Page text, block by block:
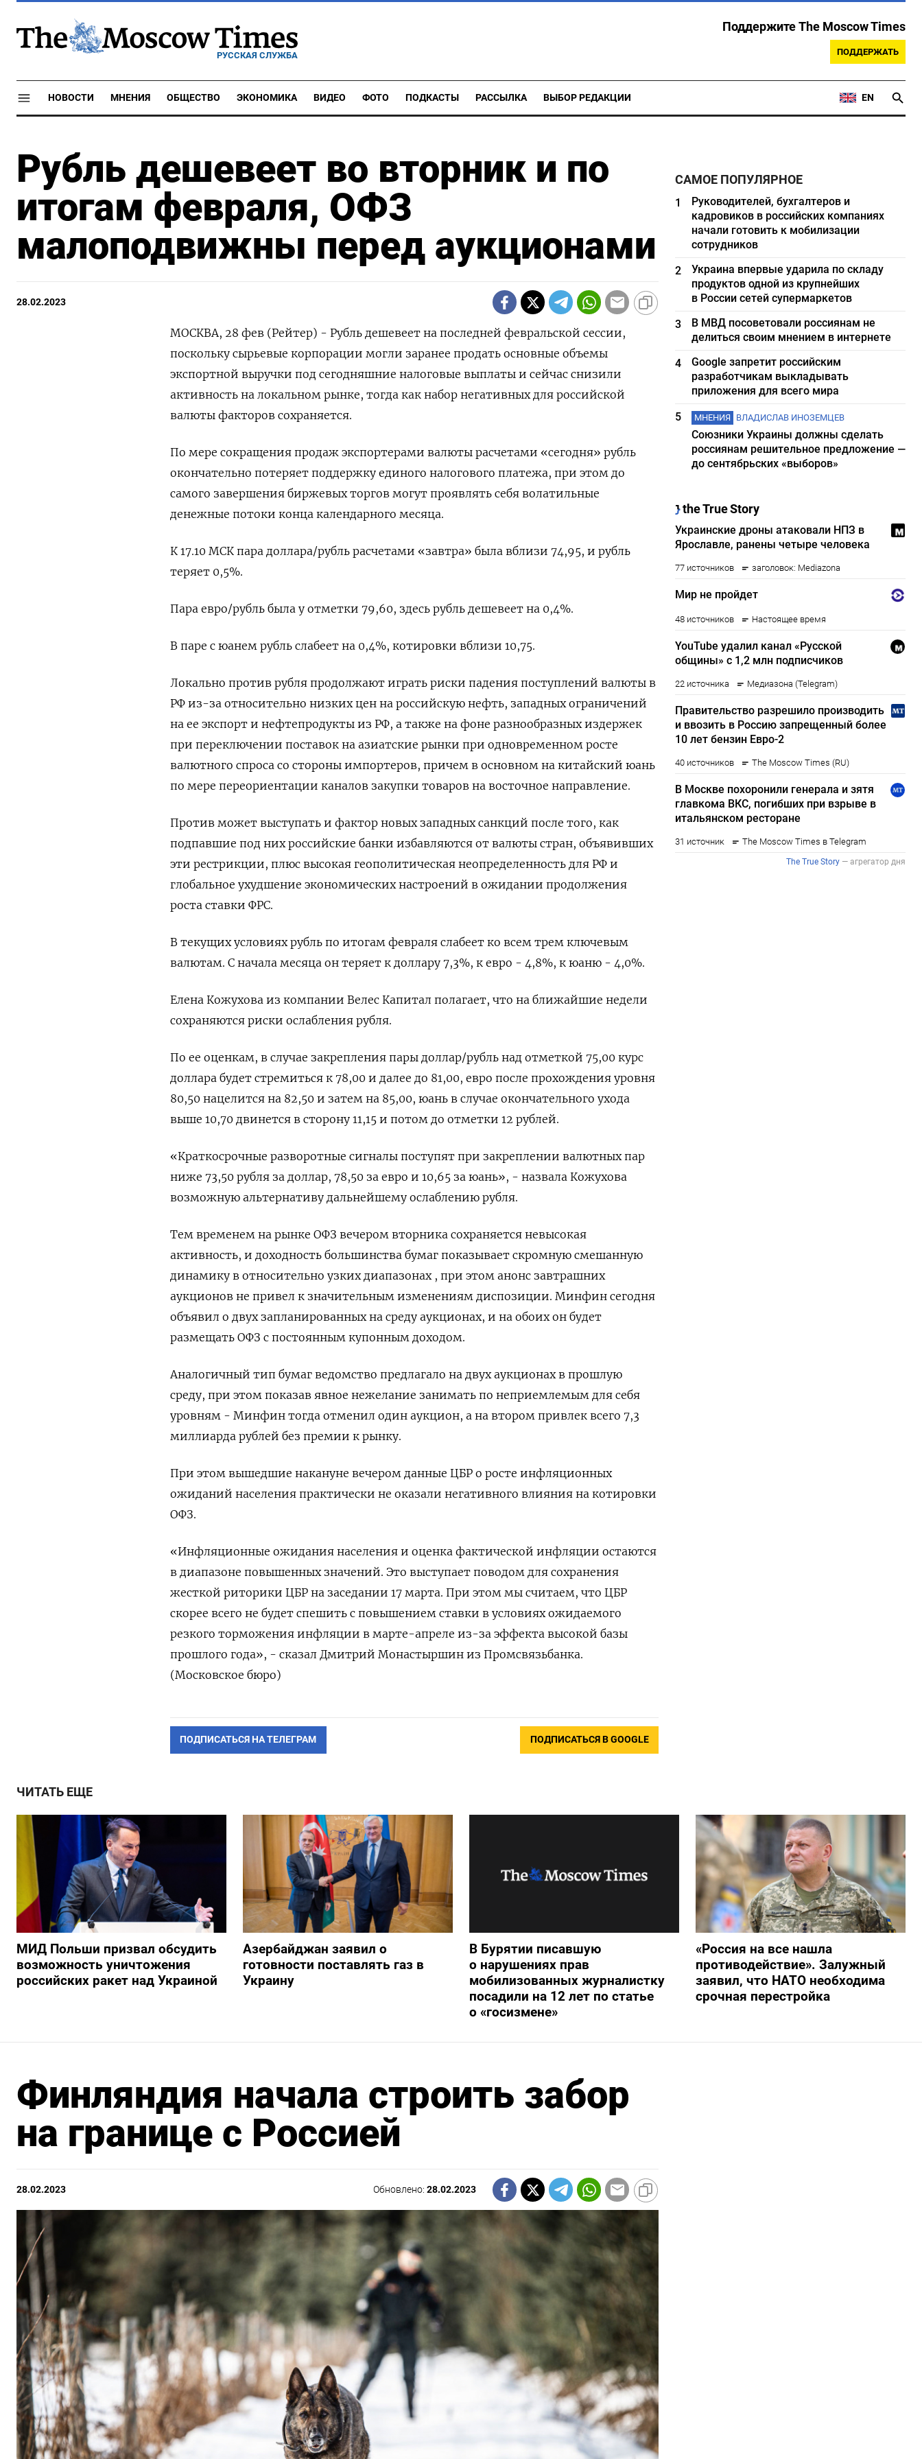
РУССКАЯ СЛУЖБА
Поддержите The Moscow Times
ПОДДЕРЖАТЬ
НОВОСТИ МНЕНИЯ ОБЩЕСТВО ЭКОНОМИКА ВИДЕО ФОТО ПОДКАСТЫ РАССЫЛКА ВЫБОР РЕДАКЦИИ EN
Рубль дешевеет во вторник и по
итогам февраля, ОФЗ
малоподвижны перед аукционами
28.02.2023
МОСКВА, 28 фев (Рейтер) - Рубль дешевеет на последней февральской сессии,
поскольку сырьевые корпорации могли заранее продать основные объемы
экспортной выручки под сегодняшние налоговые выплаты и сейчас снизили
активность на локальном рынке, тогда как набор негативных для российской
валюты факторов сохраняется.
По мере сокращения продаж экспортерами валюты расчетами «сегодня» рубль
окончательно потеряет поддержку единого налогового платежа, при этом до
самого завершения биржевых торгов могут проявлять себя волатильные
денежные потоки конца календарного месяца.
К 17.10 МСК пара доллара/рубль расчетами «завтра» была вблизи 74,95, и рубль
теряет 0,5%.
Пара евро/рубль была у отметки 79,60, здесь рубль дешевеет на 0,4%.
В паре с юанем рубль слабеет на 0,4%, котировки вблизи 10,75.
Локально против рубля продолжают играть риски падения поступлений валюты в
РФ из-за относительно низких цен на российскую нефть, западных ограничений
на ее экспорт и нефтепродукты из РФ, а также на фоне разнообразных издержек
при переключении поставок на азиатские рынки при одновременном росте
валютного спроса со стороны импортеров, причем в основном на китайский юань
по мере переориентации каналов закупки товаров на восточное направление.
Против может выступать и фактор новых западных санкций после того, как
подпавшие под них российские банки избавляются от валюты стран, объявивших
эти рестрикции, плюс высокая геополитическая неопределенность для РФ и
глобальное ухудшение экономических настроений в ожидании продолжения
роста ставки ФРС.
В текущих условиях рубль по итогам февраля слабеет ко всем трем ключевым
валютам. С начала месяца он теряет к доллару 7,3%, к евро - 4,8%, к юаню - 4,0%.
Елена Кожухова из компании Велес Капитал полагает, что на ближайшие недели
сохраняются риски ослабления рубля.
По ее оценкам, в случае закрепления пары доллар/рубль над отметкой 75,00 курс
доллара будет стремиться к 78,00 и далее до 81,00, евро после прохождения уровня
80,50 нацелится на 82,50 и затем на 85,00, юань в случае окончательного ухода
выше 10,70 двинется в сторону 11,15 и потом до отметки 12 рублей.
«Краткосрочные разворотные сигналы поступят при закреплении валютных пар
ниже 73,50 рубля за доллар, 78,50 за евро и 10,65 за юань», - назвала Кожухова
возможную альтернативу дальнейшему ослаблению рубля.
Тем временем на рынке ОФЗ вечером вторника сохраняется невысокая
активность, и доходность большинства бумаг показывает скромную смешанную
динамику в относительно узких диапазонах , при этом анонс завтрашних
аукционов не привел к значительным изменениям диспозиции. Минфин сегодня
объявил о двух запланированных на среду аукционах, и на обоих он будет
размещать ОФЗ с постоянным купонным доходом.
Аналогичный тип бумаг ведомство предлагало на двух аукционах в прошлую
среду, при этом показав явное нежелание занимать по неприемлемым для себя
уровням - Минфин тогда отменил один аукцион, а на втором привлек всего 7,3
миллиарда рублей без премии к рынку.
При этом вышедшие накануне вечером данные ЦБР о росте инфляционных
ожиданий населения практически не оказали негативного влияния на котировки
ОФЗ.
«Инфляционные ожидания населения и оценка фактической инфляции остаются
в диапазоне повышенных значений. Это выступает поводом для сохранения
жесткой риторики ЦБР на заседании 17 марта. При этом мы считаем, что ЦБР
скорее всего не будет спешить с повышением ставки в условиях ожидаемого
резкого торможения инфляции в марте-апреле из-за эффекта высокой базы
прошлого года», - сказал Дмитрий Монастыршин из Промсвязьбанка.
(Московское бюро)
ПОДПИСАТЬСЯ НА ТЕЛЕГРАМ ПОДПИСАТЬСЯ В GOOGLE
САМОЕ ПОПУЛЯРНОЕ
1
Руководителей, бухгалтеров и
кадровиков в российских компаниях
начали готовить к мобилизации
сотрудников
2
Украина впервые ударила по складу
продуктов одной из крупнейших
в России сетей супермаркетов
3
В МВД посоветовали россиянам не
делиться своим мнением в интернете
4
Google запретит российским
разработчикам выкладывать
приложения для всего мира
5
МНЕНИЯ ВЛАДИСЛАВ ИНОЗЕМЦЕВ
Союзники Украины должны сделать
россиянам решительное предложение —
до сентябрьских «выборов»
ЧИТАТЬ ЕЩЕ
МИД Польши призвал обсудить
возможность уничтожения
российских ракет над Украиной
Азербайджан заявил о
готовности поставлять газ в
Украину
В Бурятии писавшую
о нарушениях прав
мобилизованных журналистку
посадили на 12 лет по статье
о «госизмене»
«Россия на все нашла
противодействие». Залужный
заявил, что НАТО необходима
срочная перестройка
Финляндия начала строить забор
на границе с Россией
28.02.2023 Обновлено:28.02.2023